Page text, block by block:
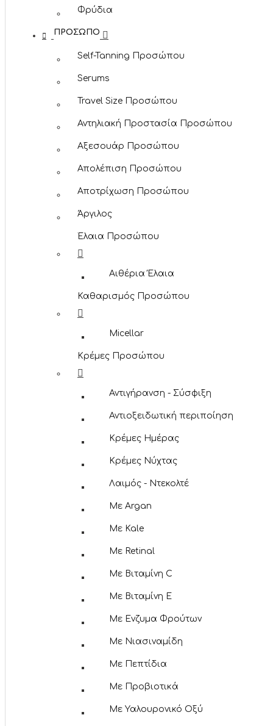
Φρύδια
ΠΡΌΣΩΠΟ
Self-Tanning Προσώπου
Serums
Travel Size Προσώπου
Αντηλιακή Προστασία Προσώπου
Αξεσουάρ Προσώπου
Απολέπιση Προσώπου
Αποτρίχωση Προσώπου
Άργιλος
Έλαια Προσώπου
Αιθέρια Έλαια
Καθαρισμός Προσώπου
Micellar
Κρέμες Προσώπου
Αντιγήρανση - Σύσφιξη
Αντιοξειδωτική περιποίηση
Κρέμες Ημέρας
Κρέμες Νύχτας
Λαιμός - Ντεκολτέ
Με Argan
Με Kale
Με Retinal
Με Βιταμίνη C
Με Βιταμίνη Ε
Με Ενζυμα Φρούτων
Με Νιασιναμίδη
Με Πεπτίδια
Με Προβιοτικά
Με Υαλουρονικό Οξύ